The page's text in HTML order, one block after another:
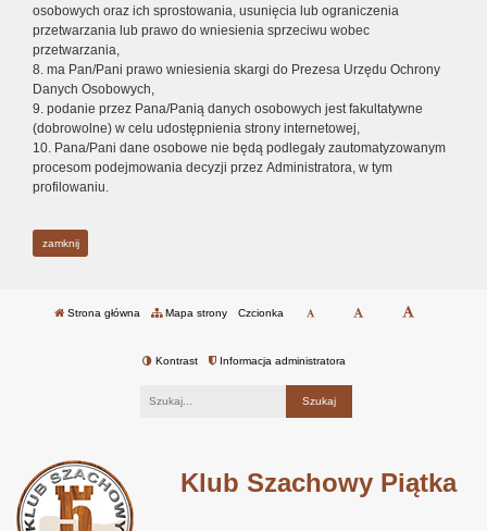
osobowych oraz ich sprostowania, usunięcia lub ograniczenia
przetwarzania lub prawo do wniesienia sprzeciwu wobec
przetwarzania,
8. ma Pan/Pani prawo wniesienia skargi do Prezesa Urzędu Ochrony
Danych Osobowych,
9. podanie przez Pana/Panią danych osobowych jest fakultatywne
(dobrowolne) w celu udostępnienia strony internetowej,
10. Pana/Pani dane osobowe nie będą podlegały zautomatyzowanym
procesom podejmowania decyzji przez Administratora, w tym
profilowaniu.
zamknij
Strona główna Mapa strony Czcionka
Kontrast Informacja administratora
Klub Szachowy Piątka